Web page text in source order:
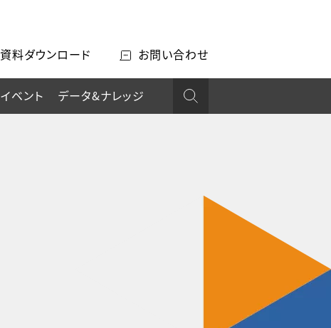
資料ダウンロード お問い合わせ
イベント データ&ナレッジ